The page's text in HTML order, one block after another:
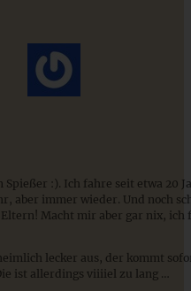
mit knusprigen
- einfaches
Spießer :). Ich fahre seit etwa 20
aber immer wieder. Und noch
Macht mir aber gar nix, ich
lecker aus, der kommt
ist allerdings viiiiel zu lang …